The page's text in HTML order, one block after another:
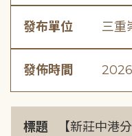
發布單位 三重
發佈時間
標題
【新莊中港